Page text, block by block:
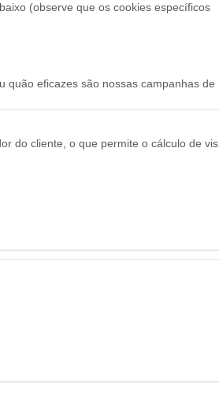
(observe que os cookies específicos
quão eficazes são nossas campanhas de
do cliente, o que permite o cálculo de